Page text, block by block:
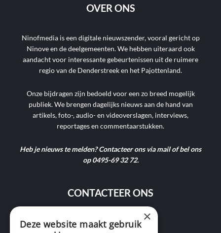
OVER ONS
Ninofmedia is een digitale nieuwszender, vooral gericht op
Ninove en de deelgemeenten. We hebben uiteraard ook
aandacht voor interessante gebeurtenissen uit de ruimere
regio van de Denderstreek en het Pajottenland.
Onze bijdragen zijn bedoeld voor een zo breed mogelijk
publiek. We brengen dagelijks nieuws aan de hand van
artikels, foto-, audio- en videoverslagen, interviews,
reportages en commentaarstukken.
Heb je nieuws te melden? Contacteer ons via mail of bel ons
op 0495-69 32 72.
CONTACTEER ONS
9400 Ninove ×
Deze website maakt gebruik